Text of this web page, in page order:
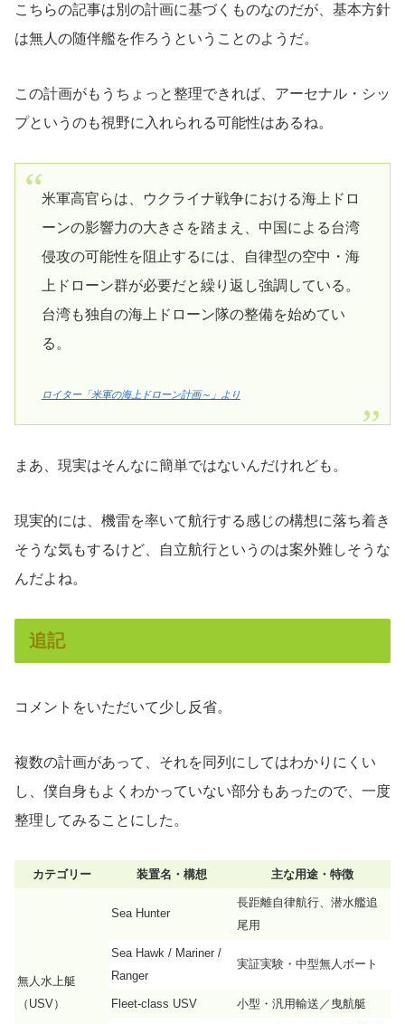
こちらの記事は別の計画に基づくものなのだが、基本方針
は無人の随伴艦を作ろうということのようだ。
この計画がもうちょっと整理できれば、アーセナル・シッ
プというのも視野に入れられる可能性はあるね。
米軍高官らは、ウクライナ戦争における海上ドロ
ーンの影響力の大きさを踏まえ、中国による台湾
侵攻の可能性を阻止するには、自律型の空中・海
上ドローン群が必要だと繰り返し強調している。
台湾も独自の海上ドローン隊の整備を始めてい
る。
ロイター「米軍の海上ドローン計画～」より
まあ、現実はそんなに簡単ではないんだけれども。
現実的には、機雷を率いて航行する感じの構想に落ち着き
そうな気もするけど、自立航行というのは案外難しそうな
んだよね。
追記
コメントをいただいて少し反省。
複数の計画があって、それを同列にしてはわかりにくい
し、僕自身もよくわかっていない部分もあったので、一度
整理してみることにした。
カテゴリー 装置名・構想 主な用途・特徴
無人水上艇
（USV）
Sea Hunter
長距離自律航行、潜水艦追
尾用
Sea Hawk / Mariner /
Ranger
実証実験・中型無人ボート
Fleet-class USV 小型・汎用輸送／曳航艇